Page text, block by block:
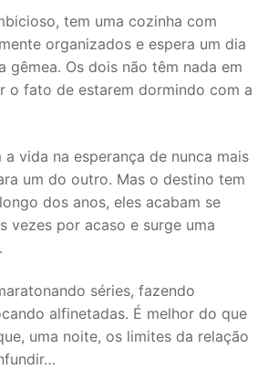
tem uma cozinha com
organizados e espera um dia
gêmea. Os dois não têm nada em
o fato de estarem dormindo com a
a vida na esperança de nunca mais
um do outro. Mas o destino tem
dos anos, eles acabam se
vezes por acaso e surge uma
séries, fazendo
alfinetadas. É melhor do que
uma noite, os limites da relação